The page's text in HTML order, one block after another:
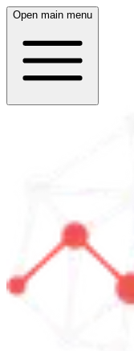
Open main menu